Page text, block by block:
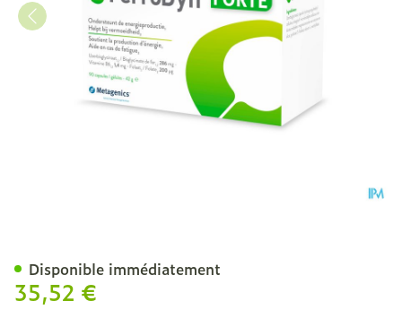
35,52 €
Disponible immédiatement